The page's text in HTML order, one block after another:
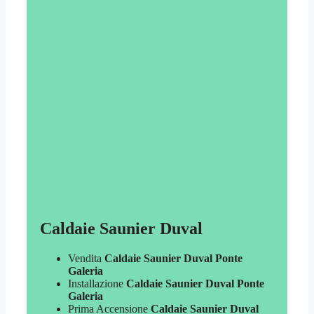
Caldaie Saunier Duval
Vendita Caldaie Saunier Duval Ponte
Galeria
Installazione Caldaie Saunier Duval Ponte
Galeria
Prima Accensione Caldaie Saunier Duval